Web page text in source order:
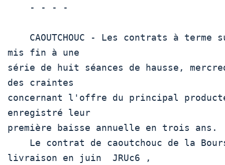
mis fin à une
série de huit séances de hausse,
des craintes
concernant l'offre du principal
enregistré leur
première baisse annuelle en trois ans.
livraison en juin  JRUc6 ,